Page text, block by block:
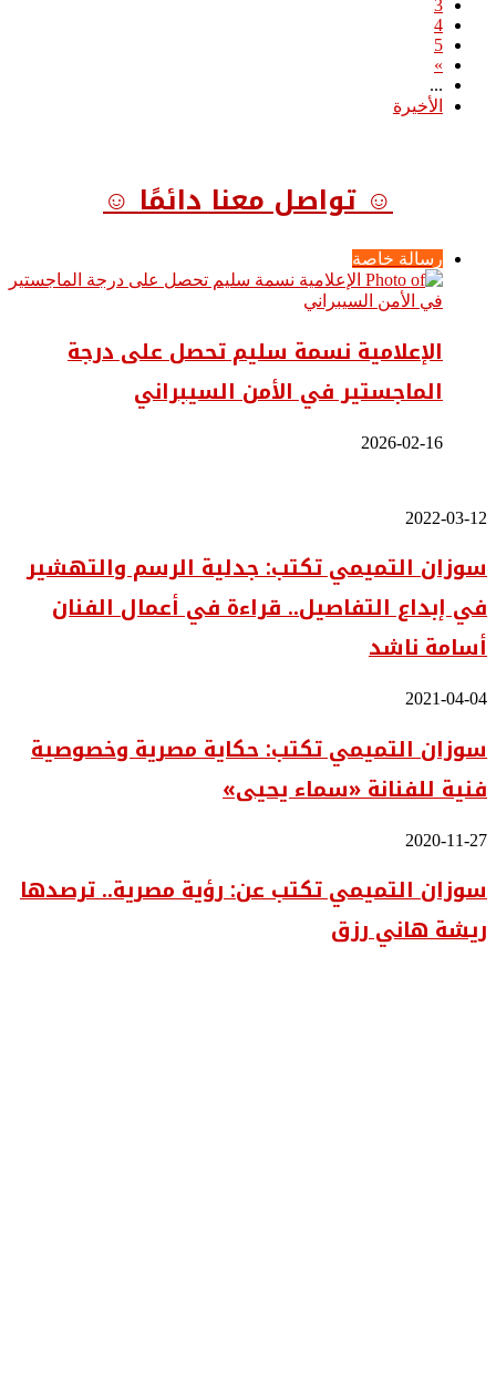
3
4
5
»
...
الأخيرة
☺ تواصل معنا دائمًا ☺
رسالة خاصة
الإعلامية نسمة سليم تحصل على درجة
الماجستير في الأمن السيبراني
2026-02-16
سوزان
تكتب:
جدلية
الرسم
والتهشير
في
قراءة
أعمال
أسامة
2022-03-12
سوزان التميمي تكتب: جدلية الرسم والتهشير
في إبداع التفاصيل.. قراءة في أعمال الفنان
أسامة ناشد
سوزان
تكتب:
حكاية
مصرية
وخصوصية
للفنانة
يحيى»
2021-04-04
سوزان التميمي تكتب: حكاية مصرية وخصوصية
فنية للفنانة «سماء يحيى»
سوزان
تكتب
عن:
رؤية
مصرية..
2020-11-27
سوزان التميمي تكتب عن: رؤية مصرية.. ترصدها
ريشة هاني رزق